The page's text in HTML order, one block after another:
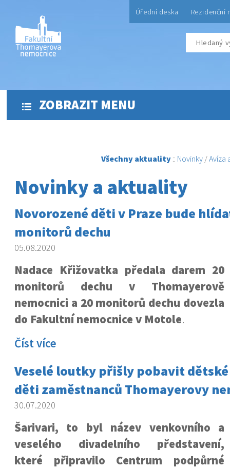
Úřední deska Rezidenční
ZOBRAZIT MENU
Všechny aktuality :: Novinky /Avíza
Novinky a aktuality
Novorozené děti v Praze bude
monitorů dechu
05.08.2020
Nadace Křižovatka předala darem 20
monitorů dechu v Thomayerově
nemocnici a 20 monitorů dechu dovezla
do Fakultní nemocnice v Motole.
Číst více
Veselé loutky přišly pobavit
děti zaměstnanců Thomayerovy
30.07.2020
Šarivari, to byl název venkovního a
veselého divadelního představení,
které připravilo Centrum podpůrné